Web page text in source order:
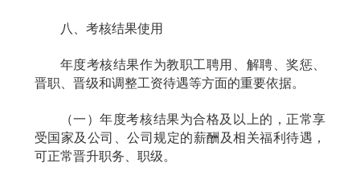
八、考核结果使用
年度考核结果作为教职工聘用、解聘、奖惩、
晋职、晋级和调整工资待遇等方面的重要依据。
（一）年度考核结果为合格及以上的，正常享
受国家及公司、公司规定的薪酬及相关福利待遇，
可正常晋升职务、职级。